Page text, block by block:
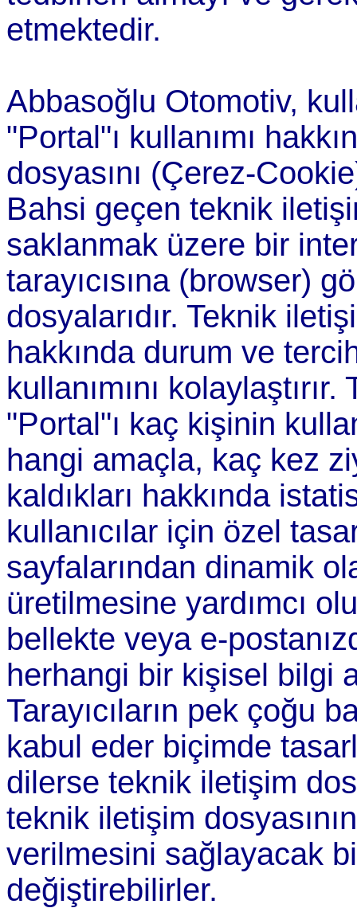
etmektedir.
Abbasoğlu Otomotiv,
"Portal"ı kullanımı
dosyasını (Çerez-
Bahsi geçen teknik
saklanmak üzere bir
tarayıcısına (browser)
dosyalarıdır. Teknik
hakkında durum ve
kullanımını
"Portal"ı kaç kişinin
hangi amaçla, kaç kez
kaldıkları hakkında
kullanıcılar için özel
sayfalarından dinamik
üretilmesine yardımcı
bellekte veya e-
herhangi bir kişisel bilgi
Tarayıcıların pek çoğu
kabul eder biçimde
dilerse teknik iletişim
teknik iletişim
verilmesini sağlayacak
değiştirebilirler.